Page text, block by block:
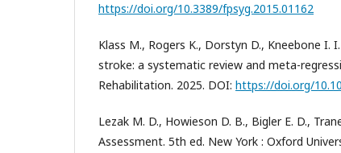
https://doi.org/10.3389/fpsyg.2015.01162
Klass M., Rogers K., Dorstyn D., Kneebone
stroke: a systematic review and meta-
Rehabilitation. 2025. DOI: https://doi.org/
Lezak M. D., Howieson D. B., Bigler E. D.,
Assessment. 5th ed. New York : Oxford